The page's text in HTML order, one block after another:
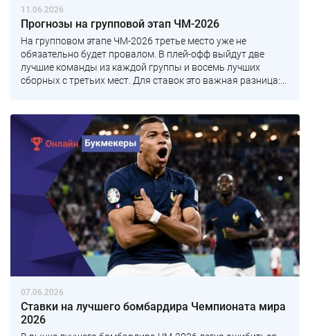
11.06.2026
Прогнозы на групповой этап ЧМ-2026
На групповом этапе ЧМ-2026 третье место уже не
обязательно будет провалом. В плей-офф выйдут две
лучшие команды из каждой группы и восемь лучших
сборных с третьих мест. Для ставок это важная разница:...
07.06.2026
Ставки на лучшего бомбардира Чемпионата мира
2026